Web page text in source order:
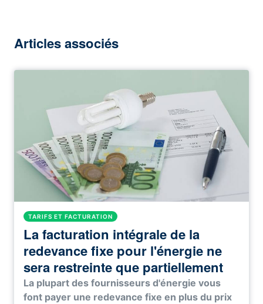
Articles associés
TARIFS ET FACTURATION
La facturation intégrale de la
redevance fixe pour l'énergie ne
sera restreinte que partiellement
La plupart des fournisseurs d'énergie vous
font payer une redevance fixe en plus du prix